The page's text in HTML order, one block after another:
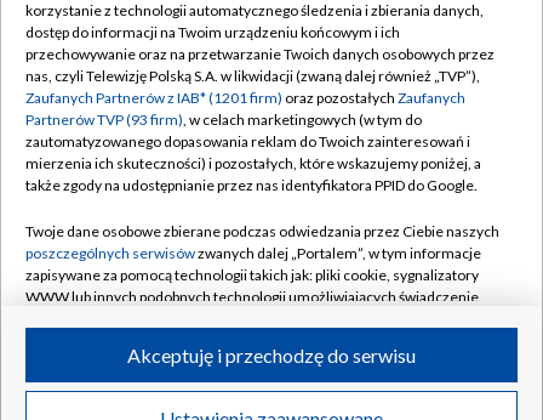
TVP
Abonament TVP
Emisja w TVP
Centrum informacji TVP
Naziemna Telewizja Cyfrowa
Rada Programowa
System NOS
Informacje o nadawcy
Program dla prasy
Regulamin TVP
Polityka prywatności
Moje zgody
Pomoc
Kontakt
Kanały
©2026 Telewizja Polska S.A. w likwidacji
korzystanie z technologii automatycznego śledzenia i zbierania danych,
dostęp do informacji na Twoim urządzeniu końcowym i ich
przechowywanie oraz na przetwarzanie Twoich danych osobowych przez
nas, czyli Telewizję Polską S.A. w likwidacji (zwaną dalej również „TVP”),
Zaufanych Partnerów z IAB* (1201 firm) oraz pozostałych Zaufanych
Partnerów TVP (93 firm), w celach marketingowych (w tym do
zautomatyzowanego dopasowania reklam do Twoich zainteresowań i
mierzenia ich skuteczności) i pozostałych, które wskazujemy poniżej, a
także zgody na udostępnianie przez nas identyfikatora PPID do Google.
Twoje dane osobowe zbierane podczas odwiedzania przez Ciebie naszych
poszczególnych serwisówzwanych dalej „Portalem”, w tym informacje
zapisywane za pomocą technologii takich jak: pliki cookie, sygnalizatory
WWW lub innych podobnych technologii umożliwiających świadczenie
ruchu w Internecie.
Twoje dane osobowe zbierane podczas odwiedzania przez Ciebie
Akceptuję i przechodzę do serwisu